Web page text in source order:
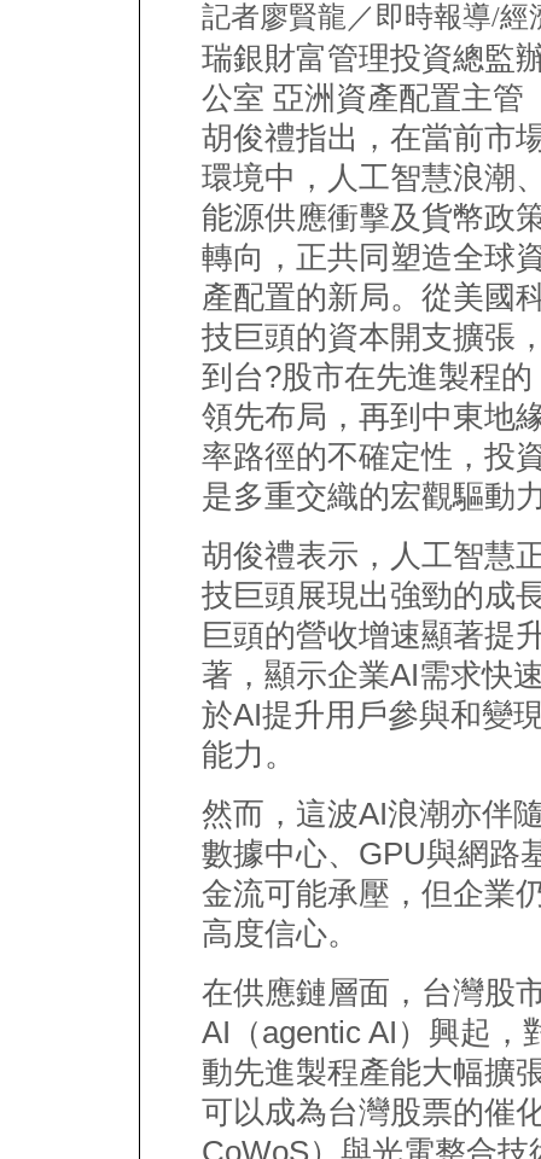
記者廖賢龍／即時報導/經
瑞銀財富管理投資總監
公室 亞洲資產配置主管
胡俊禮指出，在當前市
環境中，人工智慧浪潮
能源供應衝擊及貨幣政
轉向，正共同塑造全球
產配置的新局。從美國
技巨頭的資本開支擴張
到台?股市在先進製程的
領先布局，再到中東地
率路徑的不確定性，投
是多重交織的宏觀驅動
胡俊禮表示，人工智慧
技巨頭展現出強勁的成
巨頭的營收增速顯著提
著，顯示企業AI需求快
於AI提升用戶參與和變
能力。
然而，這波AI浪潮亦伴
數據中心、GPU與網路
金流可能承壓，但企業
高度信心。
在供應鏈層面，台灣股
AI（agentic AI）興起，
動先進製程產能大幅擴
可以成為台灣股票的催
CoWoS）與光電整合